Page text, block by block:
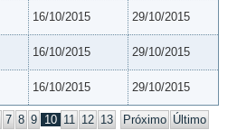
16/10/2015 29/10/2015
16/10/2015 29/10/2015
16/10/2015 29/10/2015
7 8 9 10 11 12 13 Próximo Último